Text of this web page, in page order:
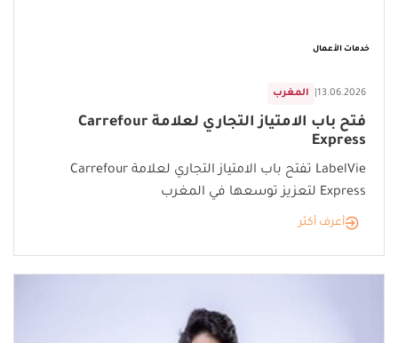
خدمات الأعمال
المغرب 13.06.2026
فتح باب الامتياز التجاري لعلامة Carrefour
Express
LabelVie تفتح باب الامتياز التجاري لعلامة Carrefour
Express لتعزيز توسعها في المغرب
أعرف أكثر